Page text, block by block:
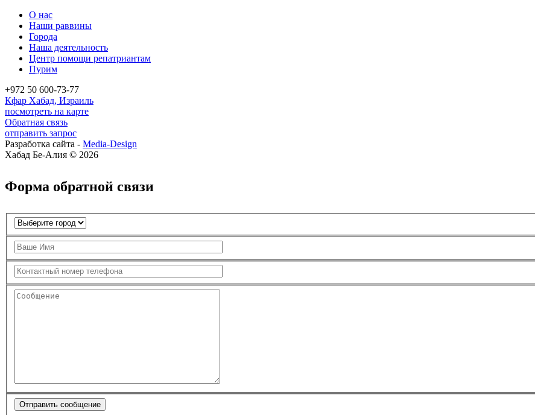
О нас
Наши раввины
Города
Наша деятельность
Центр помощи репатриантам
Пурим
+972 50 600-73-77
Кфар Хабад, Израиль
посмотреть на карте
Обратная связь
отправить запрос
Разработка сайта - Media-Design
Хабад Бе-Алия © 2026
Форма обратной связи